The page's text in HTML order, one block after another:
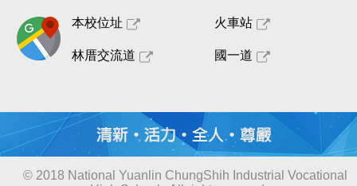
本校位址 火車站
林厝交流道 國一道
© 2018 National Yuanlin ChungShih Industrial Vocational